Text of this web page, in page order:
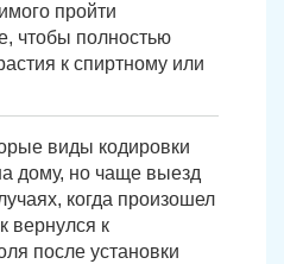
пройти
чтобы полностью
к спиртному или
виды кодировки
дому, но чаще выезд
когда произошел
вернулся к
после установки